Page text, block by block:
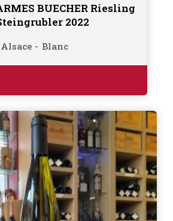
BUECHER Riesling
2022
Alsace Blanc